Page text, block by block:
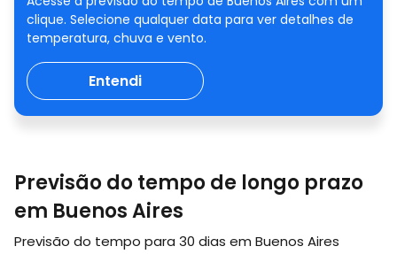
clique. Selecione qualquer data para ver detalhes de
temperatura, chuva e vento.
Entendi
Previsão do tempo de longo prazo
em Buenos Aires
Previsão do tempo para 30 dias em Buenos Aires